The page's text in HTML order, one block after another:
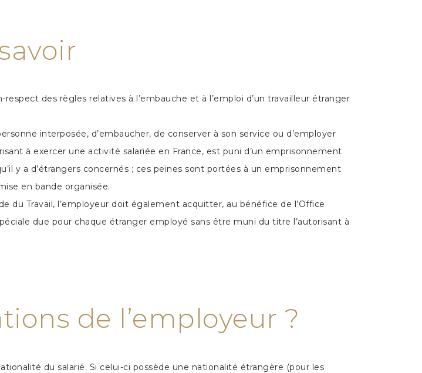
respect des règles relatives à l’embauche et à l’emploi d’un travailleur étranger
interposée, d’embaucher, de conserver à son service ou d’employer
à exercer une activité salariée en France, est puni d’un emprisonnement
y a d’étrangers concernés ; ces peines sont portées à un emprisonnement
en bande organisée.
du Travail, l’employeur doit également acquitter, au bénéfice de l’Office
due pour chaque étranger employé sans être muni du titre l’autorisant à
de l’employeur ?
du salarié. Si celui-ci possède une nationalité étrangère (pour les